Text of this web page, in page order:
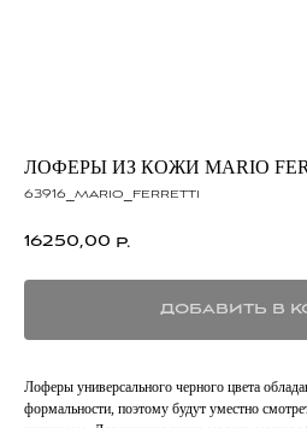
ЛОФЕРЫ ИЗ КОЖИ MARIO
63916_mario_ferretti
16250,00 р.
ДОБАВИТЬ В
Лоферы универсального черного цвета
формальности, поэтому будут уместно